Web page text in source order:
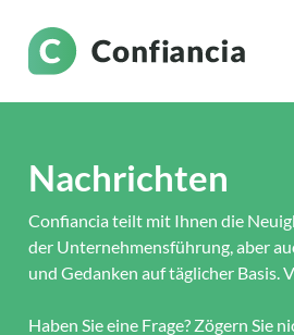
Nachrichten
Confiancia teilt mit Ihnen die
der Unternehmensführung, aber
und Gedanken auf täglicher Basis.
Haben Sie eine Frage? Zögern Sie